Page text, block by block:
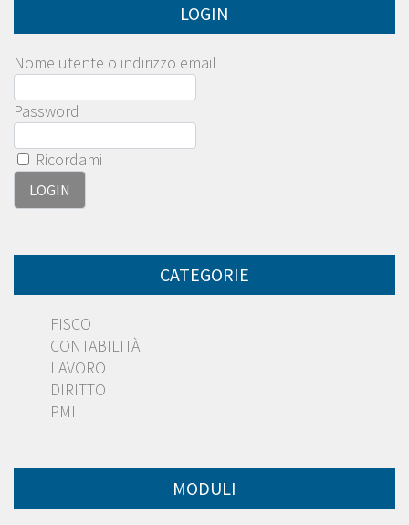
LOGIN
Nome utente o indirizzo email
Password
Ricordami
CATEGORIE
FISCO
CONTABILITÀ
LAVORO
DIRITTO
PMI
MODULI